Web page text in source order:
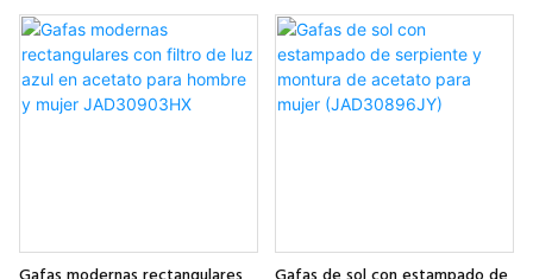
silueta de ojo de gato, texturas de
acetato en capas y elegantes detalles
metálicos, especialmente
desarrollada para colecciones ópticas
estilizada silueta de ojo de gato,
monturas frontales de acetato de
primera calidad y patillas metálicas
ligeras, creadas para marcas ópticas